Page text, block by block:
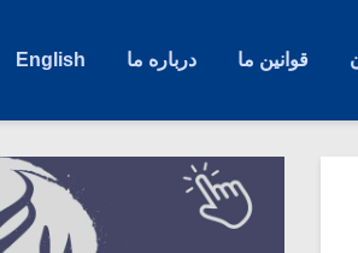
قوانین ما درباره ما English